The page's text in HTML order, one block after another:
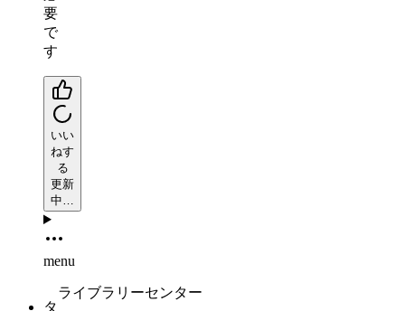
要
で
す
いい
ねす
る
更新
中…
menu
タ
ライブラリーセンター